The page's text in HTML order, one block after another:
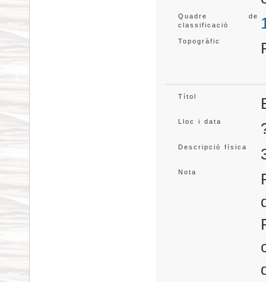
Quadre de
classificació
Topogràfic
Títol
Lloc i data
Descripció física
Nota